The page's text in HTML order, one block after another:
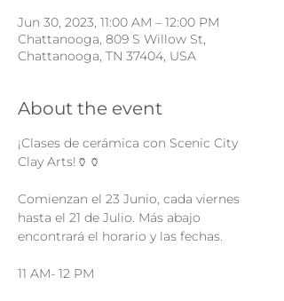
Jun 30, 2023, 11:00 AM – 12:00 PM
Chattanooga, 809 S Willow St,
Chattanooga, TN 37404, USA
About the event
¡Clases de cerámica con Scenic City
Clay Arts!🏺🏺
Comienzan el 23 Junio, cada viernes
hasta el 21 de Julio. Más abajo
encontrará el horario y las fechas.
11 AM- 12 PM